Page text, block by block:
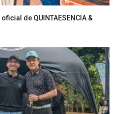
de QUINTAESENCIA &